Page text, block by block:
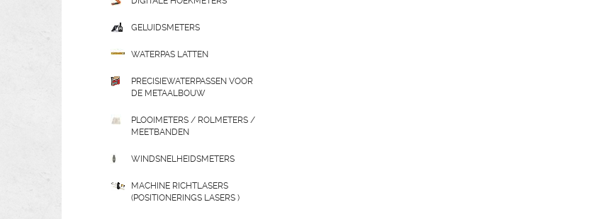
GELUIDSMETERS
WATERPAS LATTEN
PRECISIEWATERPASSEN VOOR
DE METAALBOUW
PLOOIMETERS / ROLMETERS /
MEETBANDEN
WINDSNELHEIDSMETERS
MACHINE RICHTLASERS
(POSITIONERINGS LASERS )